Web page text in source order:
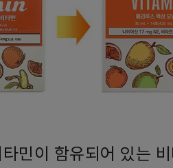
민이 함유되어 있는